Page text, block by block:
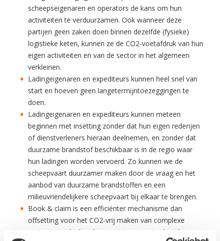
scheepseigenaren en operators de kans om hun
activiteiten te verduurzamen. Ook wanneer deze
partijen geen zaken doen binnen dezelfde (fysieke)
logistieke keten, kunnen ze de CO2-voetafdruk van hun
eigen activiteiten en van de sector in het algemeen
verkleinen.
Ladingeigenaren en expediteurs kunnen heel snel van
start en hoeven geen langetermijntoezeggingen te
doen.
Ladingeigenaren en expediteurs kunnen meteen
beginnen met insetting zonder dat hun eigen rederijen
of dienstverleners hieraan deelnemen, en zonder dat
duurzame brandstof beschikbaar is in de regio waar
hun ladingen worden vervoerd. Zo kunnen we de
scheepvaart duurzamer maken door de vraag en het
aanbod van duurzame brandstoffen en een
milieuvriendelijkere scheepvaart bij elkaar te brengen.
Book & claim is een efficiënter mechanisme dan
offsetting voor het CO2-vrij maken van complexe
sectoren zoals de scheepvaart, aangezien het de